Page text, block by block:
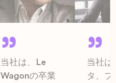
当社は、Le
Wagonの卒業
当社は
タ、プ